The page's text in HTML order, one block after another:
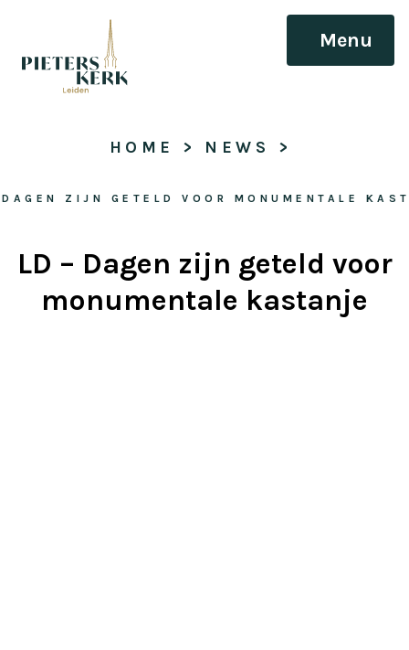
Menu
HOME > NEWS >
ZIJN GETELD VOOR MONUMENTALE
LD – Dagen zijn geteld voor
monumentale kastanje